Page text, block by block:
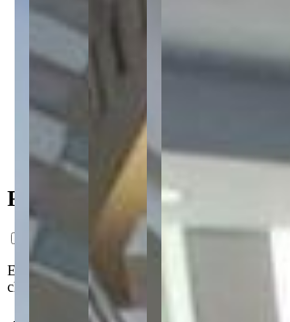
2 vagas
2 vagas
297,71 m² priv.
297,71 m² priv.
Ficha do Imóvel
Esta cobertura no Edifício Santos Dumont
churrasqueira. O condomínio soma piscina, área